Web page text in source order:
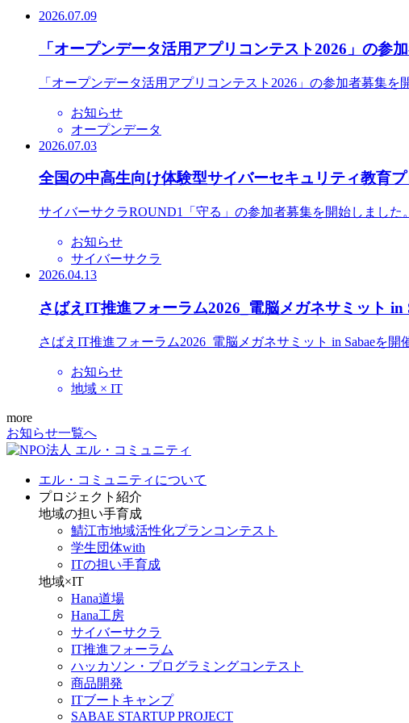
2026.07.09
「オープンデータ活用アプリコンテスト2026」の参
「オープンデータ活用アプリコンテスト2026」の参加者募集を
お知らせ
オープンデータ
2026.07.03
全国の中高生向け体験型サイバーセキュリティ教育
サイバーサクラROUND1「守る」の参加者募集を開始しました。
お知らせ
サイバーサクラ
2026.04.13
さばえIT推進フォーラム2026_電脳メガネサミット in
さばえIT推進フォーラム2026_電脳メガネサミット in Sabaeを開
お知らせ
地域 × IT
more
お知らせ一覧へ
エル・コミュニティについて
プロジェクト紹介
地域の担い手育成
鯖江市地域活性化プランコンテスト
学生団体with
ITの担い手育成
地域×IT
Hana道場
Hana工房
サイバーサクラ
IT推進フォーラム
ハッカソン・プログラミングコンテスト
商品開発
ITブートキャンプ
SABAE STARTUP PROJECT